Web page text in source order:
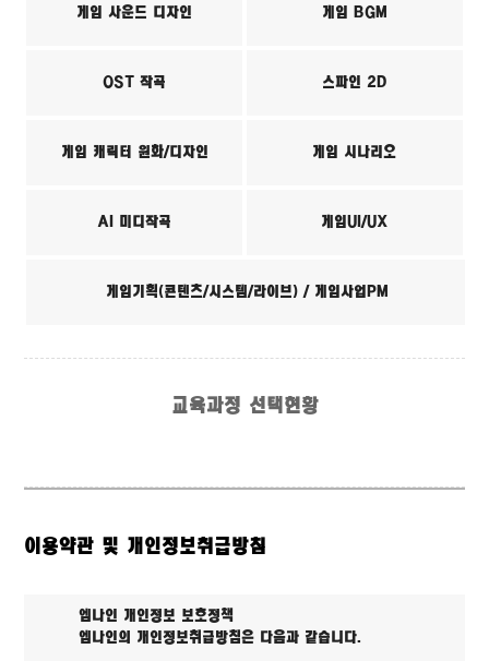
게임 사운드 디자인 게임 BGM
OST 작곡 스파인 2D
게임 캐릭터 원화/디자인 게임 시나리오
AI 미디작곡 게임UI/UX
게임기획(콘텐츠/시스템/라이브) / 게임사업PM
교육과정 선택현황
이용약관 및 개인정보취급방침